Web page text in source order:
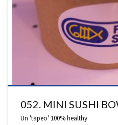
052. MINI SUSHI
Un 'tapeo' 100% healthy